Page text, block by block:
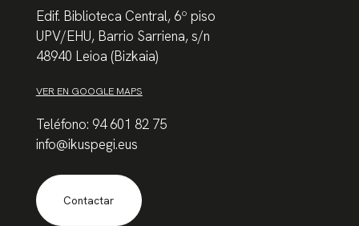
Edif. Biblioteca Central, 6º piso
UPV/EHU, Barrio Sarriena, s/n
48940 Leioa (Bizkaia)
VER EN GOOGLE MAPS
Teléfono: 94 601 82 75
info@ikuspegi.eus
Contactar